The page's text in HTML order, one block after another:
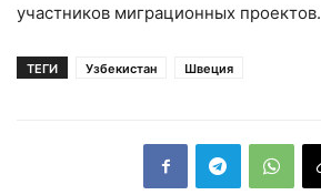
участников миграционных проектов.
ТЕГИ Узбекистан Швеция